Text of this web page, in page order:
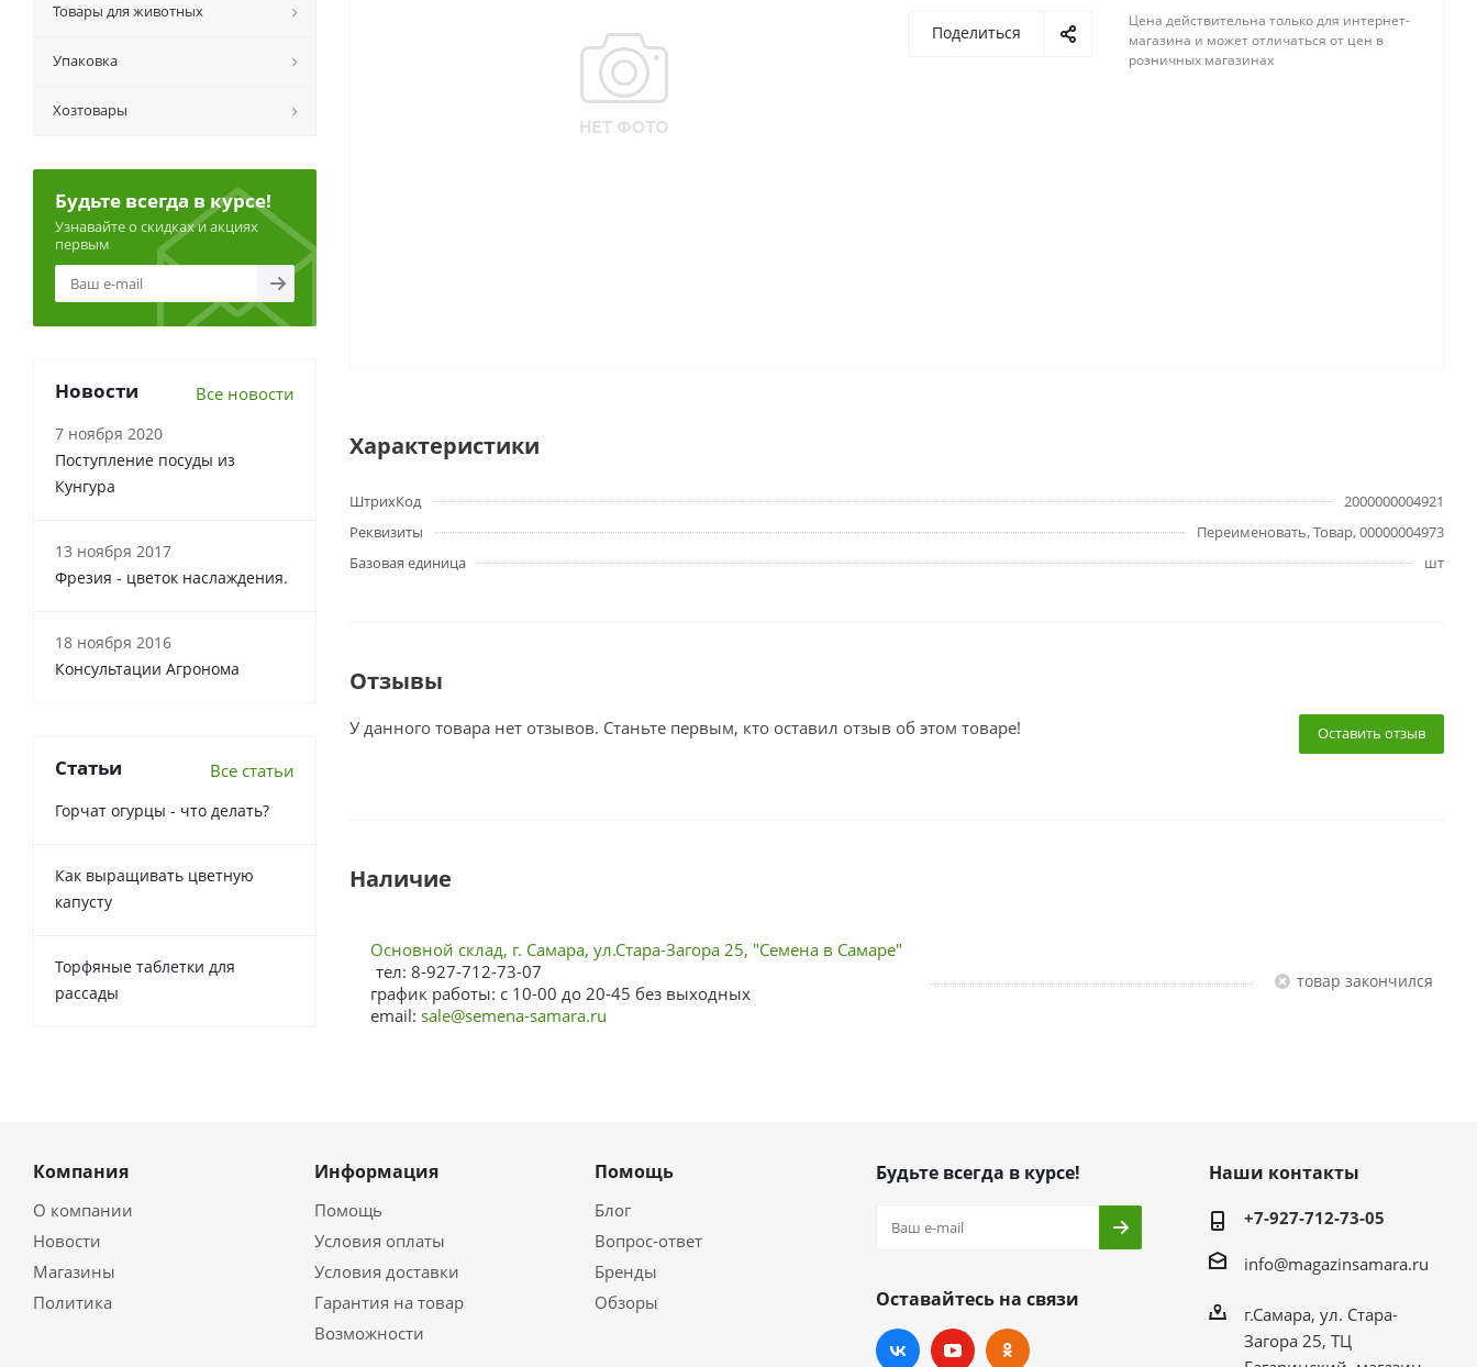
Поделиться
Цена действительна только для интернет-
магазина и может отличаться от цен в
розничных магазинах
Характеристики
ШтрихКод
2000000004921
Реквизиты
Переименовать, Товар, 00000004973
Базовая единица
шт
Отзывы
Оставить отзыв
У данного товара нет отзывов. Станьте первым, кто оставил отзыв об этом товаре!
Наличие
Основной склад, г. Самара, ул.Стара-Загора 25, "Семена в Самаре"
тел: 8-927-712-73-07
график работы: с 10-00 до 20-45 без выходных
email: sale@semena-samara.ru
Товар закончился
Товары для животных
Упаковка
Хозтовары
Будьте всегда в курсе!
Узнавайте о скидках и акциях
первым
Новости Все новости
7 ноября 2020
Поступление посуды из
Кунгура
13 ноября 2017
Фрезия - цветок наслаждения.
18 ноября 2016
Консультации Агронома
Статьи Все статьи
Горчат огурцы - что делать?
Как выращивать цветную
капусту
Торфяные таблетки для
рассады
Компания
О компании
Новости
Магазины
Политика
Информация
Помощь
Условия оплаты
Условия доставки
Гарантия на товар
Возможности
Помощь
Блог
Вопрос-ответ
Бренды
Обзоры
Будьте всегда в курсе!
Оставайтесь на связи
Наши контакты
+7-927-712-73-05
info@magazinsamara.ru
г.Самара, ул. Стара-
Загора 25, ТЦ